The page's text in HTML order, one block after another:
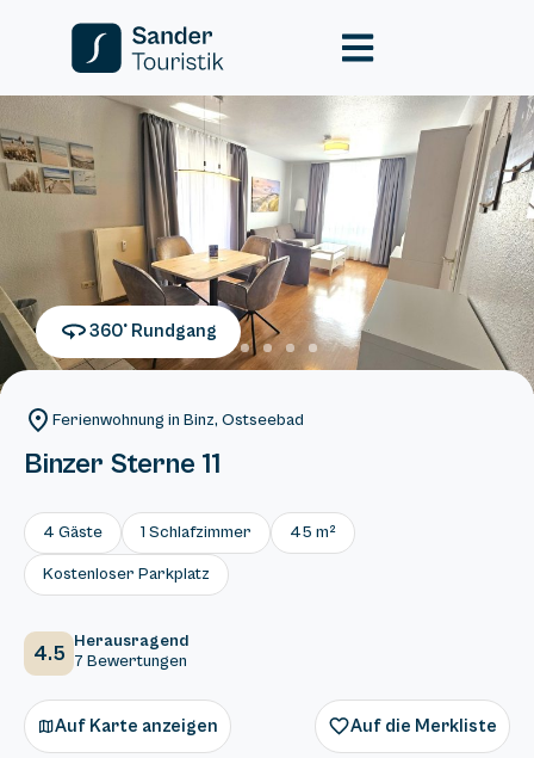
360° Rundgang
Ferienwohnung in Binz, Ostseebad
Binzer Sterne 11
4 Gäste 1 Schlafzimmer 45 m²
Kostenloser Parkplatz
4.5 Herausragend
7 Bewertungen
Auf Karte anzeigen Auf die Merkliste